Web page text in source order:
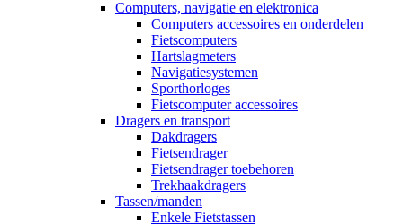
Computers, navigatie en elektronica
Computers accessoires en onderdelen
Fietscomputers
Hartslagmeters
Navigatiesystemen
Sporthorloges
Fietscomputer accessoires
Dragers en transport
Dakdragers
Fietsendrager
Fietsendrager toebehoren
Trekhaakdragers
Tassen/manden
Enkele Fietstassen